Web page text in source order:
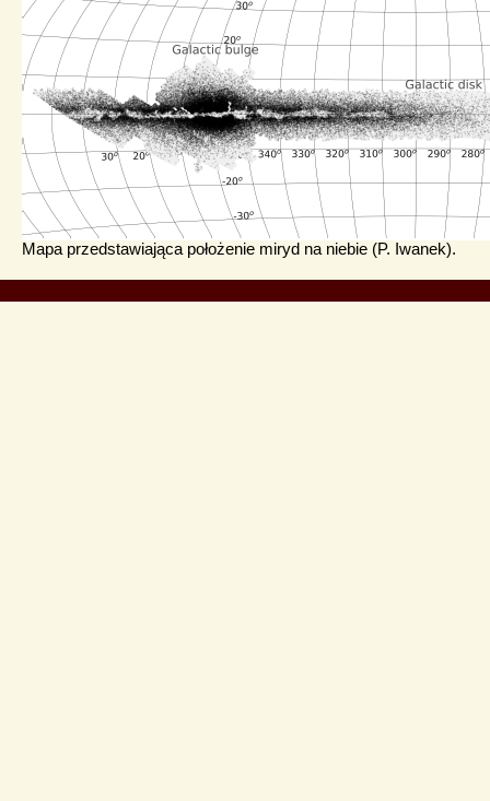
Mapa przedstawiająca położenie miryd na niebie (P. Iwanek).